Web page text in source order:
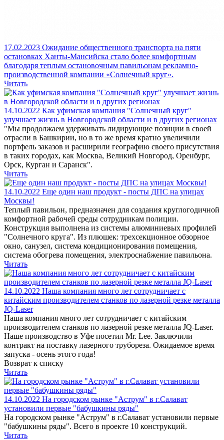
17.02.2023 Ожидание общественного транспорта на пяти
остановках Ханты-Мансийска стало более комфортным
благодаря теплым остановочным павильонам рекламно-
производственной компании «Солнечный круг».
Читать
14.10.2022 Как уфимская компания "Солнечный круг"
улучшает жизнь в Новгородской области и в других регионах
"Мы продолжаем удерживать лидирующие позиции в своей
отрасли в Башкирии, но в то же время кратно увеличили
портфель заказов и расширили географию своего присутствия
в таких городах, как Москва, Великий Новгород, Оренбург,
Орск, Курган и Саранск".
Читать
14.10.2022 Еще один наш продукт - посты ДПС на улицах
Москвы!
Теплый павильон, предназначен для создания круглогодичной
комфортной рабочей среды сотрудникам полиции.
Конструкция выполнена из системы алюминиевых профилей
"Солнечного круга". Из плюшек: трехсекционное обзорное
окно, санузел, система кондиционирования помещения,
система обогрева помещения, электроснабжение павильона.
Читать
14.10.2022 Наша компания много лет сотрудничает с
китайским производителем станков по лазерной резке металла
JQ-Laser
Наша компания много лет сотрудничает с китайским
производителем станков по лазерной резке металла JQ-Laser.
Наше производство в Уфе посетил Mr. Lee. Заключили
контракт на поставку лазерного трубореза. Ожидаемое время
запуска - осень этого года!
Возврат к списку
Читать
14.10.2022 На городском рынке "Аструм" в г.Салават
установили первые "бабушкины ряды"
На городском рынке "Аструм" в г.Салават установили первые
"бабушкины ряды". Всего в проекте 10 конструкций.
Читать